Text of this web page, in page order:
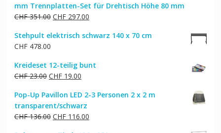
mm Trennplatten-Set für Drehtisch Höhe 80 mm
CHF351.00 Ursprünglicher
war:
CHF297.00Aktueller
ist:
Stehpult elektrisch schwarz 140 x 70 cm
CHF478.00
Kreideset 12-teilig bunt
CHF23.00 Ursprünglicher
war:
CHF 23.00
CHF19.00Aktueller
ist:
CHF 19.00.
Pop-Up Pavillon LED 2-3 Personen 2 x 2 m
transparent/schwarz
CHF136.00 Ursprünglicher
CHF116.00Aktueller